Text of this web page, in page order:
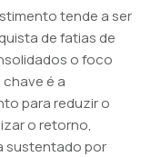
tende a ser
de fatias de
o foco
é a
para reduzir o
o retorno,
sustentado por